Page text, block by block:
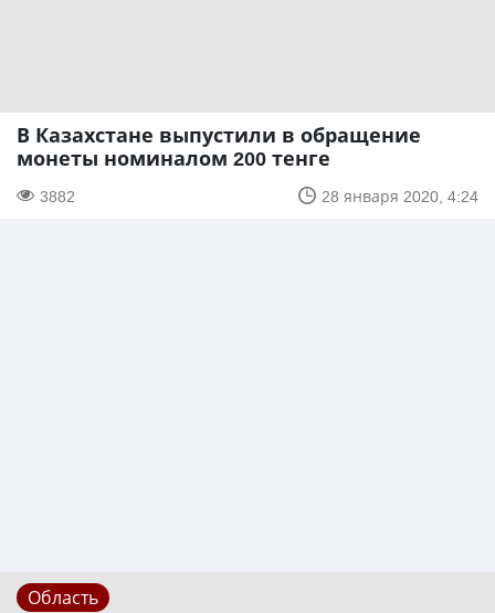
В Казахстане выпустили в обращение
монеты номиналом 200 тенге
3882 28 января 2020, 4:24
Область